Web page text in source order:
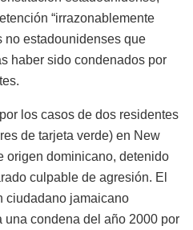
“irrazonablemente
no estadounidenses que
haber sido condenados por
los casos de dos residentes
de tarjeta verde) en New
origen dominicano, detenido
culpable de agresión. El
ciudadano jamaicano
una condena del año 2000 por